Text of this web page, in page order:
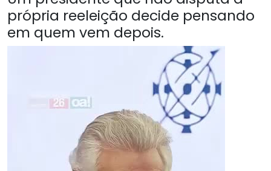
própria reeleição decide pensando
em quem vem depois.